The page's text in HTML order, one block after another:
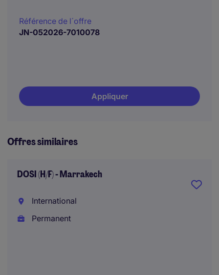
Référence de l´offre
JN-052026-7010078
Appliquer
Offres similaires
DOSI (H/F) - Marrakech
International
Permanent